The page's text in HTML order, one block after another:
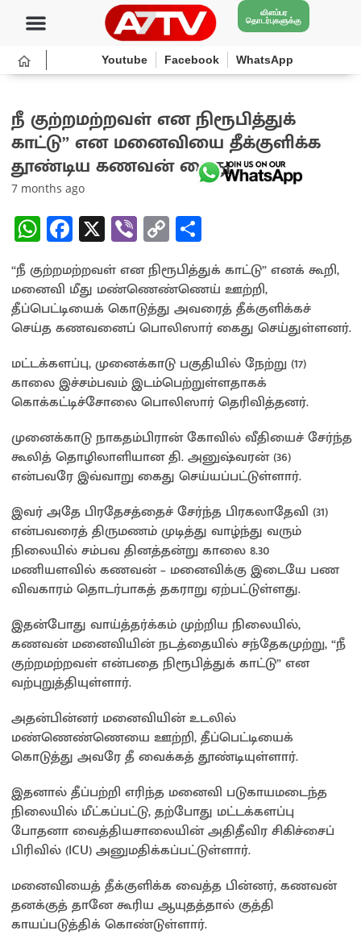
விளம்பர
தொடர்புகளுக்கு
Youtube Facebook WhatsApp
நீ குற்றமற்றவள் என நிரூபித்துக்
காட்டு” என மனைவியை தீக்குளிக்க
தூண்டிய கணவன் கைது
7 months ago
W
h
at
sA
p
p
Fa
ce
b
o
o
k
X Vi
b
er
C
o
py
Li
n
k
h
ar
e
“நீ குற்றமற்றவள் என நிரூபித்துக் காட்டு” எனக் கூறி,
மனைவி மீது மண்ணெண்ணெய் ஊற்றி,
தீப்பெட்டியைக் கொடுத்து அவரைத் தீக்குளிக்கச்
செய்த கணவனைப் பொலிஸார் கைது செய்துள்ளனர்.
மட்டக்களப்பு, முனைக்காடு பகுதியில் நேற்று (17)
காலை இச்சம்பவம் இடம்பெற்றுள்ளதாகக்
கொக்கட்டிச்சோலை பொலிஸார் தெரிவித்தனர்.
முனைக்காடு நாகதம்பிரான் கோவில் வீதியைச் சேர்ந்த
கூலித் தொழிலாளியான தி. அனுஷ்வரன் (36)
என்பவரே இவ்வாறு கைது செய்யப்பட்டுள்ளார்.
இவர் அதே பிரதேசத்தைச் சேர்ந்த பிரகலாதேவி (31)
என்பவரைத் திருமணம் முடித்து வாழ்ந்து வரும்
நிலையில் சம்பவ தினத்தன்று காலை 8.30
மணியளவில் கணவன் – மனைவிக்கு இடையே பண
விவகாரம் தொடர்பாகத் தகராறு ஏற்பட்டுள்ளது.
இதன்போது வாய்த்தர்க்கம் முற்றிய நிலையில்,
கணவன் மனைவியின் நடத்தையில் சந்தேகமுற்று, “நீ
குற்றமற்றவள் என்பதை நிரூபித்துக் காட்டு” என
வற்புறுத்தியுள்ளார்.
அதன்பின்னர் மனைவியின் உடலில்
மண்ணெண்ணெயை ஊற்றி, தீப்பெட்டியைக்
கொடுத்து அவரே தீ வைக்கத் தூண்டியுள்ளார்.
இதனால் தீப்பற்றி எரிந்த மனைவி படுகாயமடைந்த
நிலையில் மீட்கப்பட்டு, தற்போது மட்டக்களப்பு
போதனா வைத்தியசாலையின் அதிதீவிர சிகிச்சைப்
பிரிவில் (ICU) அனுமதிக்கப்பட்டுள்ளார்.
மனைவியைத் தீக்குளிக்க வைத்த பின்னர், கணவன்
தனக்குத் தானே கூரிய ஆயுதத்தால் குத்தி
காயப்படுத்திக் கொண்டுள்ளார்.